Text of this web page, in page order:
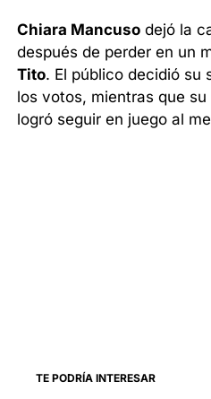
Chiara Mancuso dejó la
después de perder en un
Tito. El público decidió su
los votos, mientras que
logró seguir en juego al
TE PODRÍA INTERESAR